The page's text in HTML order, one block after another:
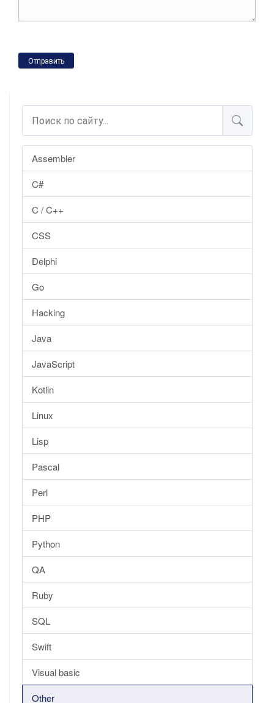
Assembler
C#
C / C++
CSS
Delphi
Go
Hacking
Java
JavaScript
Kotlin
Linux
Lisp
Pascal
Perl
PHP
Python
QA
Ruby
SQL
Swift
Visual basic
Other
Отправить